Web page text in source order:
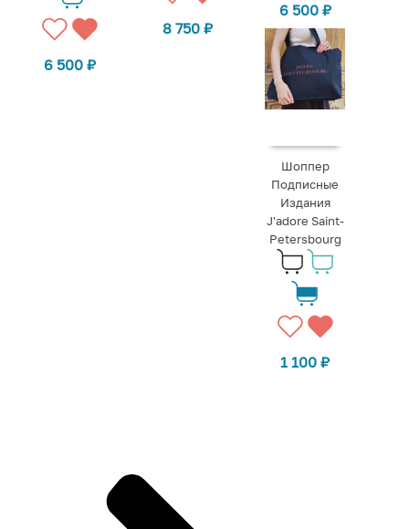
6 500₽
8 750 ₽
6 500 ₽
Шоппер
Подписные
Издания
J'adore Saint-
Petersbourg
1 100₽